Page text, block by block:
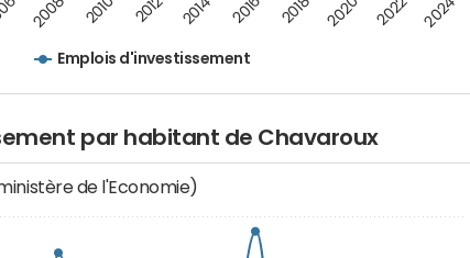
Emplois d'investissement
2008 2010 2012 2014 2016 2018 2020 2022 2024
par habitant de Chavaroux
de l'Economie)